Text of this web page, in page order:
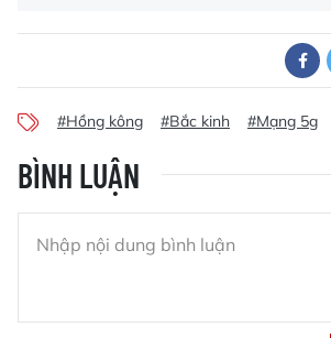
#Hồng kông #Bắc kinh #Mạng 5g
BÌNH LUẬN